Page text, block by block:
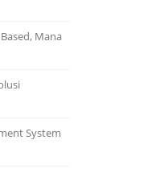
Mana
System